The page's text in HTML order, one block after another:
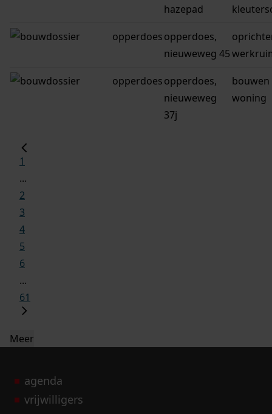
hazepad
opperdoesopperdoes,
nieuweweg 45
opperdoesopperdoes,
nieuweweg
37j
bouwen
woning
1
...
2
3
4
5
6
...
61
Meer
agenda
vrijwilligers